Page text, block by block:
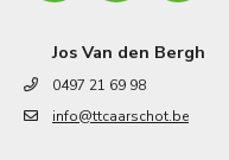
Jos Van den Bergh
0497 21 69 98
info@ttcaarschot.be